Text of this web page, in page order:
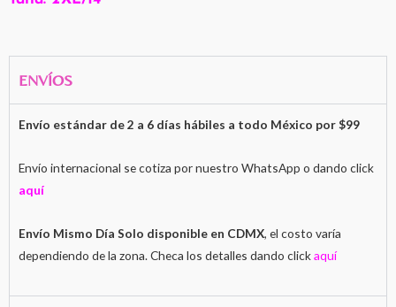
ENVÍOS
Envío estándar de 2 a 6 días hábiles a todo México por $99
Envío internacional se cotiza por nuestro WhatsApp o dando click
aquí
Envío Mismo Día Solo disponible en CDMX, el costo varía
dependiendo de la zona. Checa los detalles dando clickaquí